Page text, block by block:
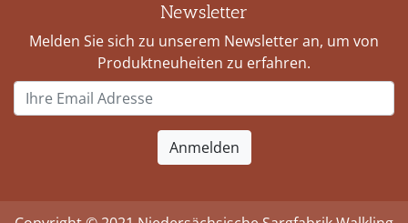
Newsletter
Melden Sie sich zu unserem Newsletter an, um von
Produktneuheiten zu erfahren.